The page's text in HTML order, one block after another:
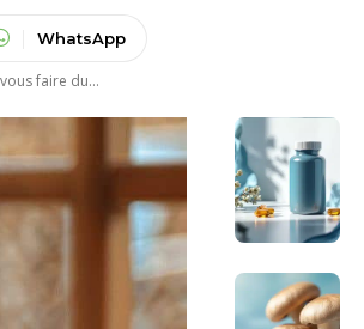
WhatsApp
faire du...